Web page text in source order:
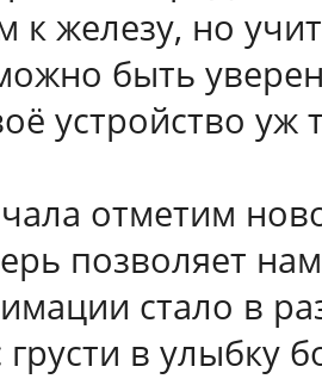
к железу, но
быть
устройство уж
отметим
позволяет
стало в
в улыбку